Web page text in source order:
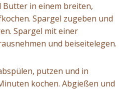
Butter in einem breiten,
Spargel zugeben und
Spargel mit einer
und beiseitelegen.
putzen und in
kochen. Abgießen und